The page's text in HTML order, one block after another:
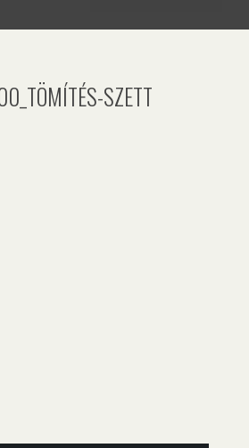
SZETT